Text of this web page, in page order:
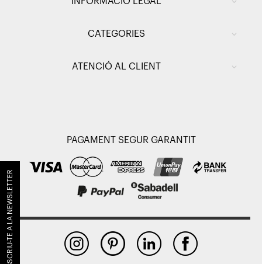
CATEGORIES
ATENCIÓ AL CLIENT
PAGAMENT SEGUR GARANTIT
SUBSCRIU-TE A LA NEWSLETTER